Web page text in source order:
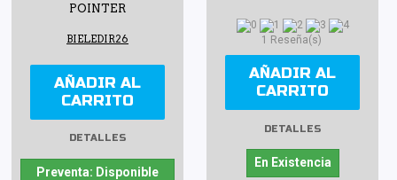
POINTER
BIELEDIR26
AÑADIR AL
CARRITO
DETALLES
Preventa: Disponible
1 Reseña(s)
AÑADIR AL
CARRITO
DETALLES
En Existencia